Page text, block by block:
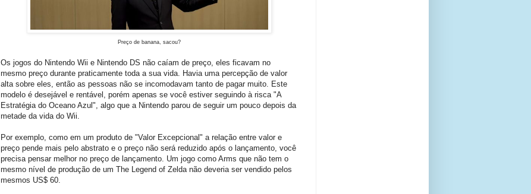
Preço de banana, sacou?
Os jogos do Nintendo Wii e Nintendo DS não caíam de preço, eles ficavam no
mesmo preço durante praticamente toda a sua vida. Havia uma percepção de valor
alta sobre eles, então as pessoas não se incomodavam tanto de pagar muito. Este
modelo é desejável e rentável, porém apenas se você estiver seguindo à risca "A
Estratégia do Oceano Azul", algo que a Nintendo parou de seguir um pouco depois da
metade da vida do Wii.
Por exemplo, como em um produto de "Valor Excepcional" a relação entre valor e
preço pende mais pelo abstrato e o preço não será reduzido após o lançamento, você
precisa pensar melhor no preço de lançamento. Um jogo como Arms que não tem o
mesmo nível de produção de um The Legend of Zelda não deveria ser vendido pelos
mesmos US$ 60.